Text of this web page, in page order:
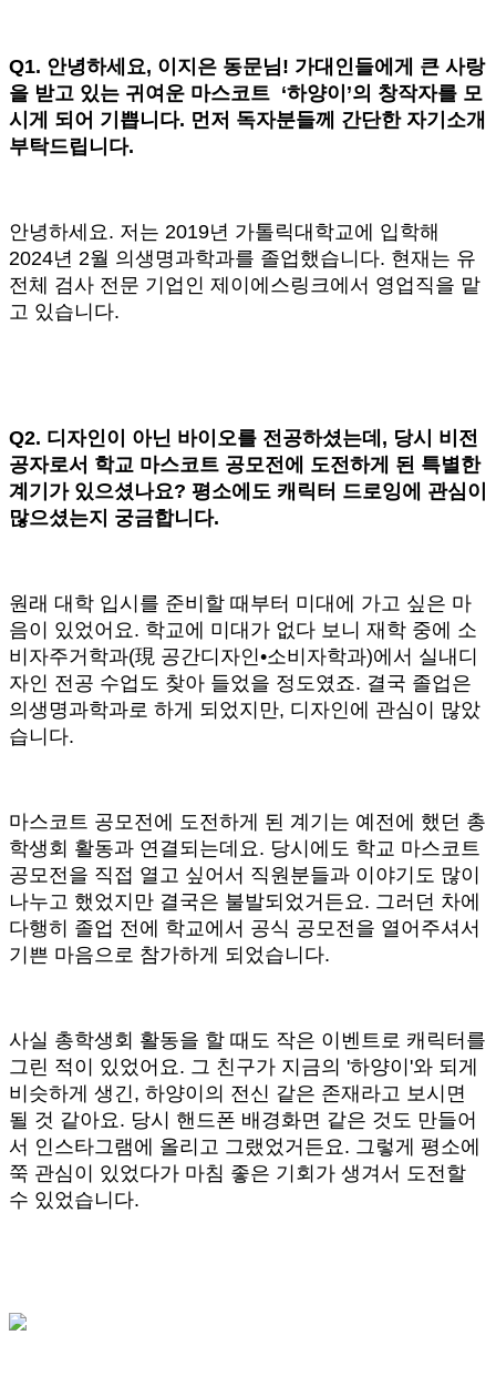
Q1. 안녕하세요, 이지은 동문님! 가대인들에게 큰 사랑
을 받고 있는 귀여운 마스코트 ‘하양이’의 창작자를 모
시게 되어 기쁩니다. 먼저 독자분들께 간단한 자기소개
부탁드립니다.
안녕하세요. 저는 2019년 가톨릭대학교에 입학해
2024년 2월 의생명과학과를 졸업했습니다. 현재는 유
전체 검사 전문 기업인 제이에스링크에서 영업직을 맡
고 있습니다.
Q2. 디자인이 아닌 바이오를 전공하셨는데, 당시 비전
공자로서 학교 마스코트 공모전에 도전하게 된 특별한
계기가 있으셨나요? 평소에도 캐릭터 드로잉에 관심이
많으셨는지 궁금합니다.
원래 대학 입시를 준비할 때부터 미대에 가고 싶은 마
음이 있었어요. 학교에 미대가 없다 보니 재학 중에 소
비자주거학과(現 공간디자인•소비자학과)에서 실내디
자인 전공 수업도 찾아 들었을 정도였죠. 결국 졸업은
의생명과학과로 하게 되었지만, 디자인에 관심이 많았
습니다.
마스코트 공모전에 도전하게 된 계기는 예전에 했던 총
학생회 활동과 연결되는데요. 당시에도 학교 마스코트
공모전을 직접 열고 싶어서 직원분들과 이야기도 많이
나누고 했었지만 결국은 불발되었거든요. 그러던 차에
다행히 졸업 전에 학교에서 공식 공모전을 열어주셔서
기쁜 마음으로 참가하게 되었습니다.
사실 총학생회 활동을 할 때도 작은 이벤트로 캐릭터를
그린 적이 있었어요. 그 친구가 지금의 '하양이'와 되게
비슷하게 생긴, 하양이의 전신 같은 존재라고 보시면
될 것 같아요. 당시 핸드폰 배경화면 같은 것도 만들어
서 인스타그램에 올리고 그랬었거든요. 그렇게 평소에
쭉 관심이 있었다가 마침 좋은 기회가 생겨서 도전할
수 있었습니다.